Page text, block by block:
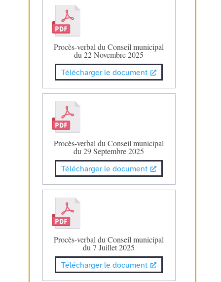
Procès-verbal du Conseil municipal
du 22 Novembre 2025
Télécharger le document
Procès-verbal du Conseil municipal
du 29 Septembre 2025
Télécharger le document
Procès-verbal du Conseil municipal
du 7 Juillet 2025
Télécharger le document